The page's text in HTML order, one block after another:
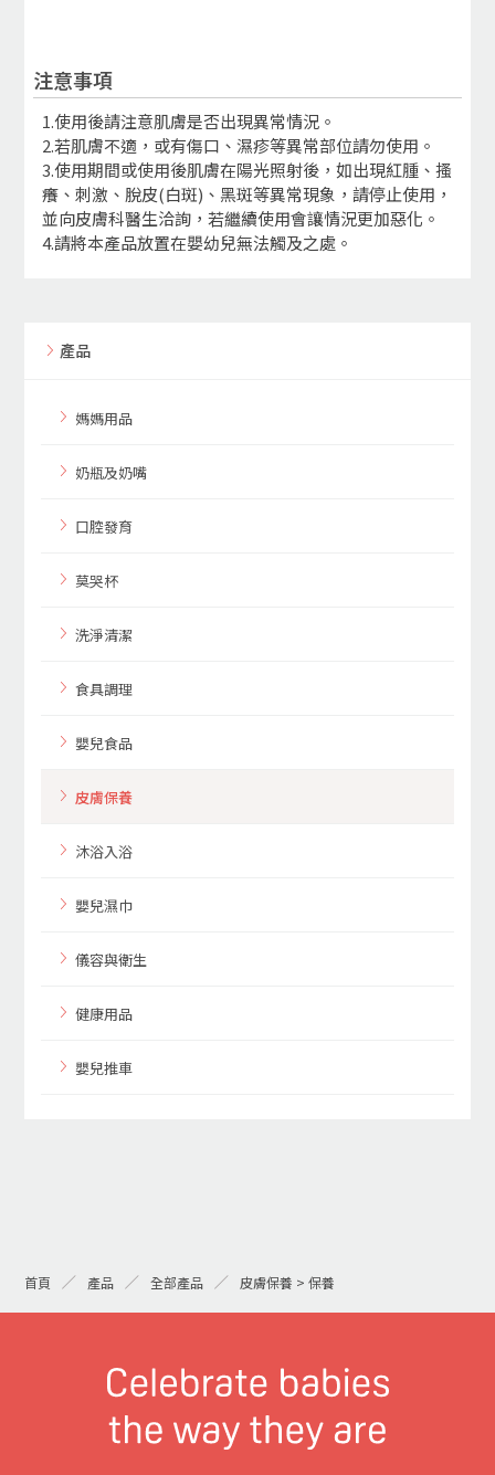
注意事項
1.使用後請注意肌膚是否出現異常情況。
2.若肌膚不適，或有傷口、濕疹等異常部位請勿使用。
3.使用期間或使用後肌膚在陽光照射後，如出現紅腫、搔
癢、刺激、脫皮(白斑)、黑斑等異常現象，請停止使用，
並向皮膚科醫生洽詢，若繼續使用會讓情況更加惡化。
4.請將本產品放置在嬰幼兒無法觸及之處。
產品
媽媽用品
奶瓶及奶嘴
口腔發育
莫哭杯
洗淨清潔
食具調理
嬰兒食品
皮膚保養
沐浴入浴
嬰兒濕巾
儀容與衛生
健康用品
嬰兒推車
首頁 產品 全部產品 皮膚保養 > 保養